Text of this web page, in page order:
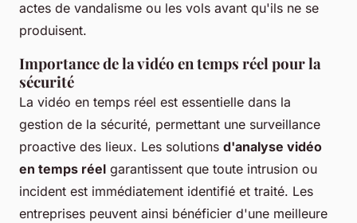
actes de vandalisme ou les vols avant qu'ils ne se
produisent.
Importance de la vidéo en temps réel pour la
sécurité
La vidéo en temps réel est essentielle dans la
gestion de la sécurité, permettant une surveillance
proactive des lieux. Les solutions d'analyse vidéo
en temps réel garantissent que toute intrusion ou
incident est immédiatement identifié et traité. Les
entreprises peuvent ainsi bénéficier d'une meilleure